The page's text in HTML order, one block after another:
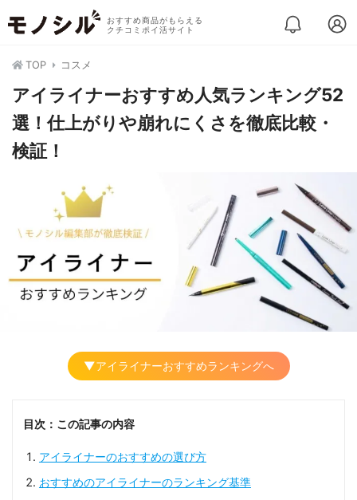
おすすめ商品がもらえる
クチコミポイ活サイト
TOP コスメ
アイライナーおすすめ人気ランキング52
選！仕上がりや崩れにくさを徹底比較・
検証！
▼アイライナーおすすめランキングへ
目次：この記事の内容
アイライナーのおすすめの選び方
おすすめのアイライナーのランキング基準